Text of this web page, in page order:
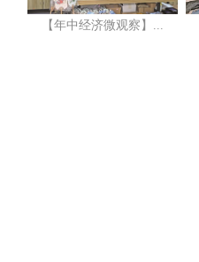
【年中经济微观察】...